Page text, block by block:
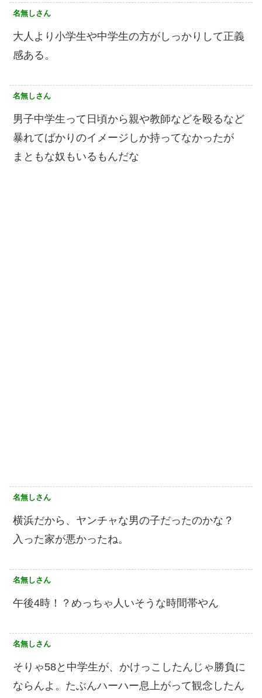
名無しさん
大人より小学生や中学生の方がしっかりして正義
感ある。
名無しさん
男子中学生って日頃から親や教師などを殴るなど
暴れてばかりのイメージしか持ってなかったが
まともな奴もいるもんだな
名無しさん
横浜だから、ヤンチャな男の子だったのかな？
入った家が悪かったね。
名無しさん
午後4時！？めっちゃ人いそうな時間帯やん
名無しさん
そりゃ58と中学生が、かけっこしたんじゃ勝負に
ならんよ。たぶんハーハー息上がって観念したん